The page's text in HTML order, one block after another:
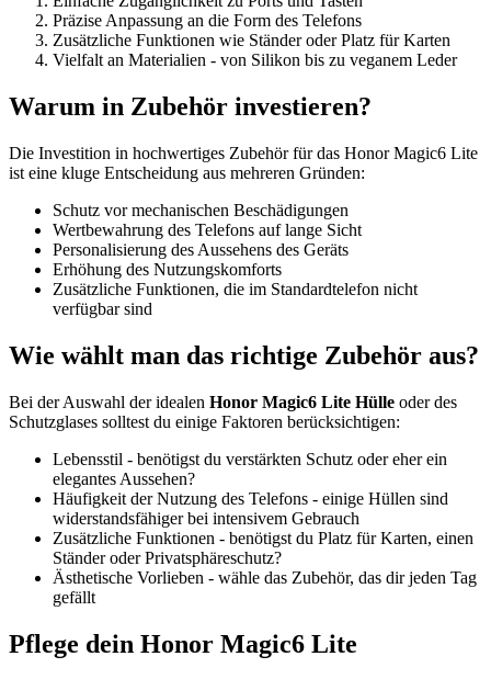
Präzise Anpassung an die Form des Telefons
Zusätzliche Funktionen wie Ständer oder Platz für Karten
Vielfalt an Materialien - von Silikon bis zu veganem Leder
Warum in Zubehör investieren?
Die Investition in hochwertiges Zubehör für das Honor Magic6 Lite
ist eine kluge Entscheidung aus mehreren Gründen:
Schutz vor mechanischen Beschädigungen
Wertbewahrung des Telefons auf lange Sicht
Personalisierung des Aussehens des Geräts
Erhöhung des Nutzungskomforts
Zusätzliche Funktionen, die im Standardtelefon nicht
verfügbar sind
Wie wählt man das richtige Zubehör aus?
Bei der Auswahl der idealen Honor Magic6 Lite Hülle oder des
Schutzglases solltest du einige Faktoren berücksichtigen:
Lebensstil - benötigst du verstärkten Schutz oder eher ein
elegantes Aussehen?
Häufigkeit der Nutzung des Telefons - einige Hüllen sind
widerstandsfähiger bei intensivem Gebrauch
Zusätzliche Funktionen - benötigst du Platz für Karten, einen
Ständer oder Privatsphäreschutz?
Ästhetische Vorlieben - wähle das Zubehör, das dir jeden Tag
gefällt
Pflege dein Honor Magic6 Lite